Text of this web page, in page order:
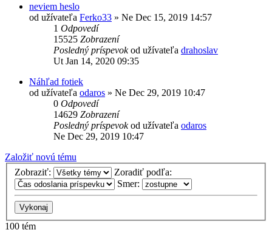
neviem heslo
od užívateľa Ferko33 » Ne Dec 15, 2019 14:57
1 Odpovedí
15525 Zobrazení
Posledný príspevokod užívateľa drahoslav
Ut Jan 14, 2020 09:35
Náhľad fotiek
od užívateľa odaros » Ne Dec 29, 2019 10:47
0 Odpovedí
14629 Zobrazení
Posledný príspevokod užívateľa odaros
Ne Dec 29, 2019 10:47
Založiť novú tému
Zobraziť:
Zoradiť podľa:
Smer:
100 tém